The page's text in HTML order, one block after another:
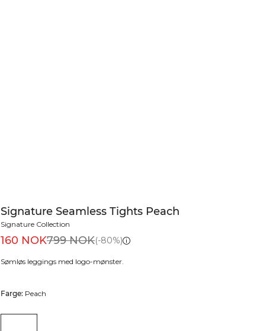
Signature Seamless Tights Peach
Signature Collection
160 NOK799 NOK(-80%)
Sømløs leggings med logo-mønster.
Farge: Peach